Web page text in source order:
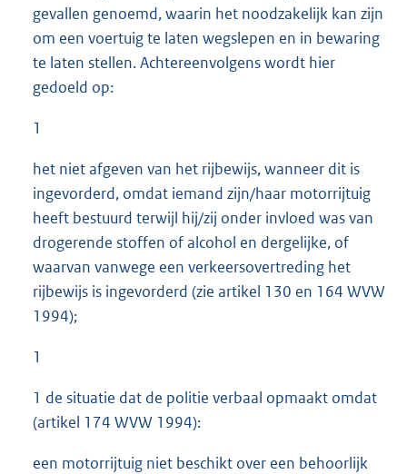
gevallen genoemd, waarin het noodzakelijk kan zijn
om een voertuig te laten wegslepen en in bewaring
te laten stellen. Achtereenvolgens wordt hier
gedoeld op:
1
het niet afgeven van het rijbewijs, wanneer dit is
ingevorderd, omdat iemand zijn/haar motorrijtuig
heeft bestuurd terwijl hij/zij onder invloed was van
drogerende stoffen of alcohol en dergelijke, of
waarvan vanwege een verkeersovertreding het
rijbewijs is ingevorderd (zie artikel 130 en 164 WVW
1994);
1
1 de situatie dat de politie verbaal opmaakt omdat
(artikel 174 WVW 1994):
een motorrijtuig niet beschikt over een behoorlijk